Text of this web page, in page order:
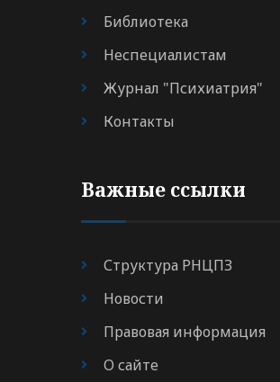
Библиотека
Неспециалистам
Журнал "Психиатрия"
Контакты
Важные ссылки
Структура РНЦПЗ
Новости
Правовая информация
О сайте